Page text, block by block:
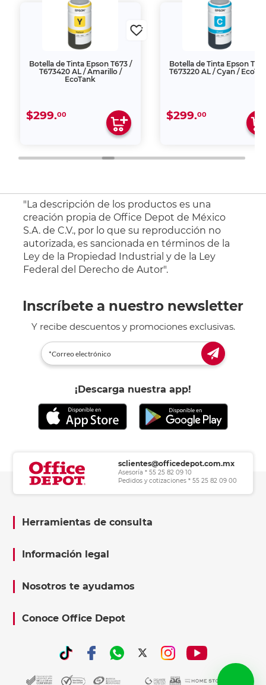
Botella de Tinta Epson T673 /
T673420 AL / Amarillo /
EcoTank
$299.00
Botella de Tinta Epson
T673220 AL / Cyan /
$299.00
"La descripción de los productos es una
creación propia de Office Depot de México
S.A. de C.V., por lo que su reproducción no
autorizada, es sancionada en términos de la
Ley de la Propiedad Industrial y de la Ley
Federal del Derecho de Autor".
Inscríbete a nuestro newsletter
Y recibe descuentos y promociones exclusivas.
¡Descarga nuestra app!
sclientes@officedepot.com.mx
Asesoría * 55 25 82 09 10
Pedidos y cotizaciones * 55 25 82 09 00
Herramientas de consulta
Información legal
Nosotros te ayudamos
Conoce Office Depot